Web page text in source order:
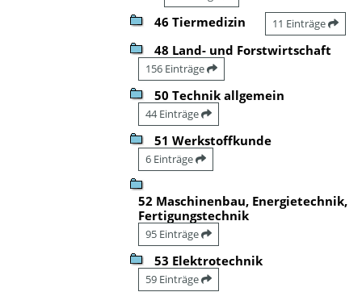
46 Tiermedizin 11 Einträge
48 Land- und Forstwirtschaft
156 Einträge
50 Technik allgemein
44 Einträge
51 Werkstoffkunde
6 Einträge
52 Maschinenbau, Energietechnik,
Fertigungstechnik
95 Einträge
53 Elektrotechnik
59 Einträge